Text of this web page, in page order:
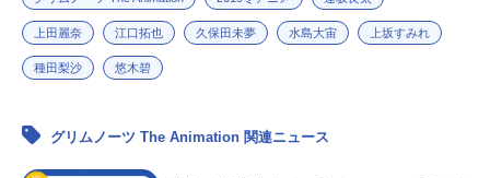
上田麗奈 江口拓也 久保田未夢 水島大宙 上坂すみれ
種田梨沙 悠木碧
グリムノーツ The Animation 関連ニュース